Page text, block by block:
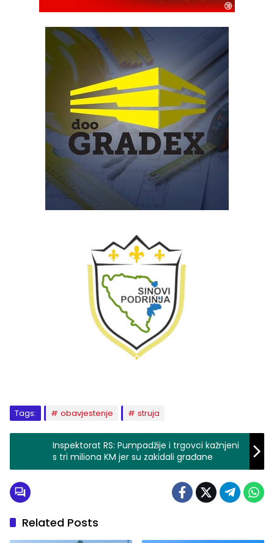
Tags: obavjestenje struja
Inspektorat RS: Pumpadžije i trgovci kažnjeni
s tri miliona KM jer su zakidali građane
Related Posts